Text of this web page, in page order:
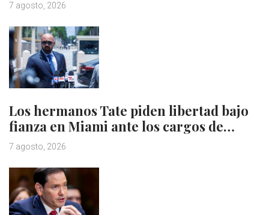
7 agosto, 2026
Los hermanos Tate piden libertad bajo
fianza en Miami ante los cargos de…
7 agosto, 2026